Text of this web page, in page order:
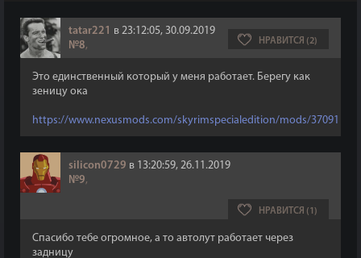
tatar221 в 23:12:05, 30.09.2019
№8, НРАВИТСЯ (2)
Это единственный который у меня работает. Берегу как
зеницу ока
https://www.nexusmods.com/skyrimspecialedition/mods/37091
silicon0729 в 13:20:59, 26.11.2019
№9,
НРАВИТСЯ (1)
Спасибо тебе огромное, а то автолут работает через
задницу